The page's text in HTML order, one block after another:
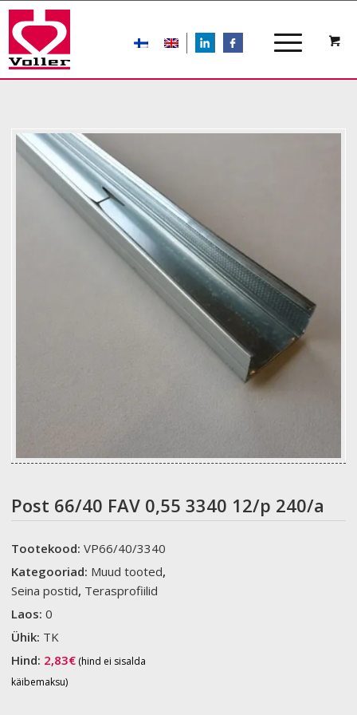
LIn
Post 66/40 FAV 0,55 3340 12/p 240/a
Tootekood:VP66/40/3340
Kategooriad: Muud tooted,
Seina postid, Terasprofiilid
Laos:0
Ühik: TK
Hind: 2,83€ (hind ei sisalda
käibemaksu)